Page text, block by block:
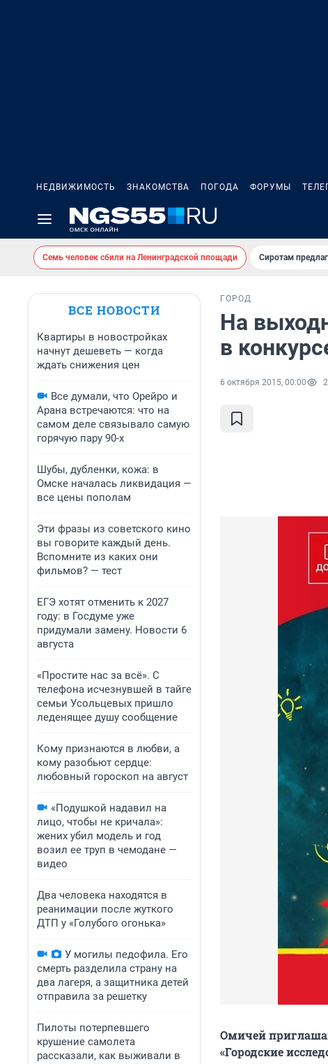
НЕДВИЖИМОСТЬ ЗНАКОМСТВА ПОГОДА ФОРУМЫ
Семь человек сбили на Ленинградской площади Сиротам
ВСЕ НОВОСТИ
Квартиры в новостройках
начнут дешеветь — когда
ждать снижения цен
Все думали, что Орейро и
Арана встречаются: что на
самом деле связывало самую
горячую пару 90-х
Шубы, дубленки, кожа: в
Омске началась ликвидация —
все цены пополам
Эти фразы из советского кино
вы говорите каждый день.
Вспомните из каких они
фильмов? — тест
ЕГЭ хотят отменить к 2027
году: в Госдуме уже
придумали замену. Новости 6
августа
«Простите нас за всё». С
телефона исчезнувшей в тайге
семьи Усольцевых пришло
леденящее душу сообщение
Кому признаются в любви, а
кому разобьют сердце:
любовный гороскоп на август
«Подушкой надавил на
лицо, чтобы не кричала»:
жених убил модель и год
возил ее труп в чемодане —
видео
Два человека находятся в
реанимации после жуткого
ДТП у «Голубого огонька»
У могилы педофила. Его
смерть разделила страну на
два лагеря, а защитника детей
отправила за решетку
Пилоты потерпевшего
крушение самолета
рассказали, как выживали в
ГОРОД
На
в
6 октября 2015, 00:00
Омичей
«Городские